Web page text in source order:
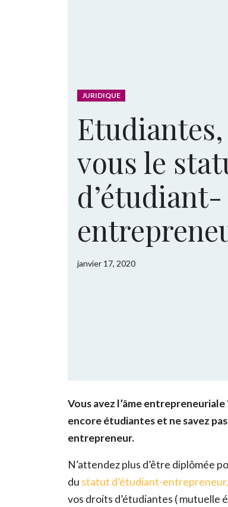
JURIDIQUE
vous le
d’étudiant-
janvier 17, 2020
Vous avez l’âme
encore étudiantes et ne savez
entrepreneur.
N’attendez plus d’être diplômée
du statut d’étudiant-entrepreneur,
vos droits d’étudiantes ( mutuelle